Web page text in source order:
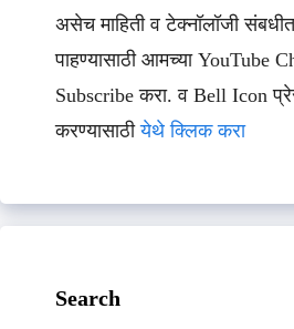
असेच माहिती व टेक्नॉलॉजी
पाहण्यासाठी आमच्या YouTube
Subscribe करा. व Bell Icon
करण्यासाठीयेथे क्लिक करा
Search